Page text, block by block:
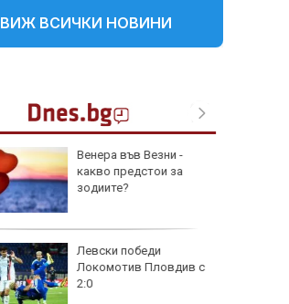
ВИЖ ВСИЧКИ НОВИНИ
Топлинен удар и
дехидратация при
кърмачета: какво
Кървене след секс –
трябва ли да се
притесняваме?